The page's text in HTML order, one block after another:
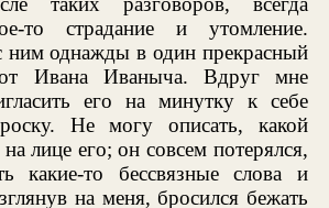
то страдание и утомление.
однажды в один прекрасный
Ивана Иваныча. Вдруг мне
его на минутку к себе
Не могу описать, какой
лице его; он совсем потерялся,
какие-то бессвязные слова и
на меня, бросился бежать